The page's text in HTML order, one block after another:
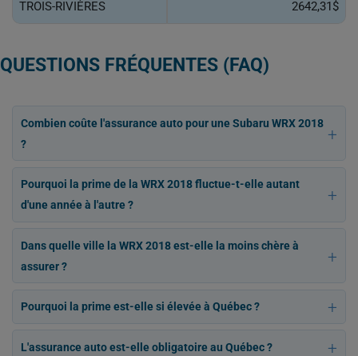
TROIS-RIVIÈRES 2642,31$
QUESTIONS FRÉQUENTES (FAQ)
Combien coûte l'assurance auto pour une Subaru WRX 2018
?
Pourquoi la prime de la WRX 2018 fluctue-t-elle autant
d'une année à l'autre ?
Dans quelle ville la WRX 2018 est-elle la moins chère à
assurer ?
Pourquoi la prime est-elle si élevée à Québec ?
L'assurance auto est-elle obligatoire au Québec ?